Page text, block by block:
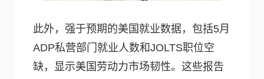
此外，强于预期的美国就业数据，包括5月
ADP私营部门就业人数和JOLTS职位空
缺，显示美国劳动力市场韧性。这些报告